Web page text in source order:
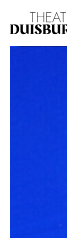
Zur
Zum Footer